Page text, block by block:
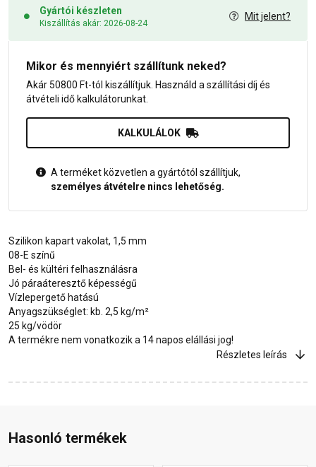
Gyártói készleten
Kiszállítás akár: 2026-08-24
Mit jelent?
Mikor és mennyiért szállítunk neked?
Akár 50800 Ft-tól kiszállítjuk. Használd a szállítási díj és
átvételi idő kalkulátorunkat.
KALKULÁLOK
A terméket közvetlen a gyártótól szállítjuk,
személyes átvételre nincs lehetőség.
Szilikon kapart vakolat, 1,5 mm
08-E színű
Bel- és kültéri felhasználásra
Jó páraáteresztő képességű
Vízlepergető hatású
Anyagszükséglet: kb. 2,5 kg/m²
25 kg/vödör
A termékre nem vonatkozik a 14 napos elállási jog!
Részletes leírás
Hasonló termékek